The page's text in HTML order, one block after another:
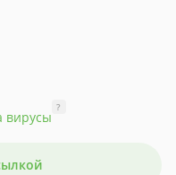
вирусы
?